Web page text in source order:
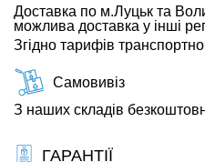
Доставка по м.Луцьк та
можлива доставка у інші
Згідно тарифів
Самовивіз
З наших складів
ГАРАНТІЇ